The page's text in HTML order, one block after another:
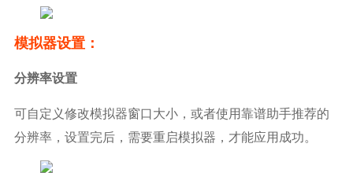
模拟器设置：
分辨率设置
可自定义修改模拟器窗口大小，或者使用靠谱助手推荐的
分辨率，设置完后，需要重启模拟器，才能应用成功。